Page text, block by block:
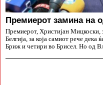
Премиерот замина на
Премиерот, Христијан Мицкоски,
Белгија, за која самиот рече дека
Бриж и четири во Брисел. Но од